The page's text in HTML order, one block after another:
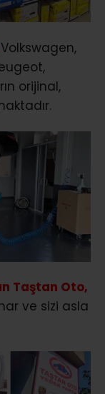
Volkswagen,
orijinal,
Taştan Oto,
ve sizi asla